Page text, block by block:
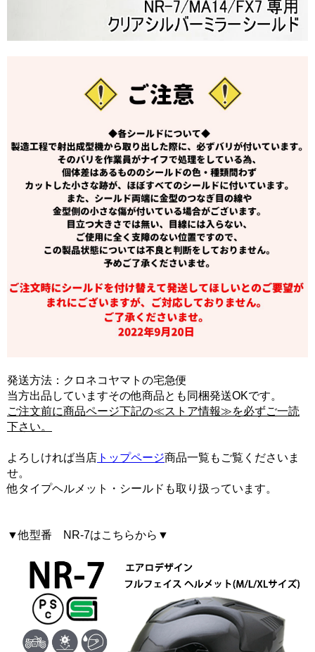
発送方法：クロネコヤマトの宅急便
当方出品していますその他商品とも同梱発送OKです。
ご注文前に商品ページ下記の≪ストア情報≫を必ずご一読
下さい。
よろしければ当店 トップページ商品一覧もご覧くださいま
せ。
他タイプヘルメット・シールドも取り扱っています。
▼他型番 NR-7はこちらから▼